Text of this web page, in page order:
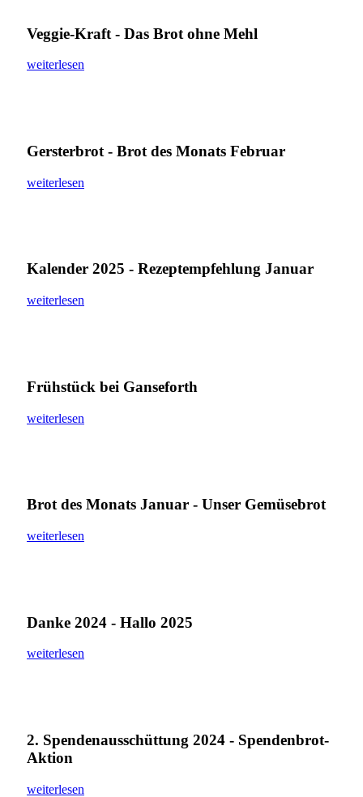
Veggie-Kraft - Das Brot ohne Mehl
weiterlesen
Gersterbrot - Brot des Monats Februar
weiterlesen
Kalender 2025 - Rezeptempfehlung Januar
weiterlesen
Frühstück bei Ganseforth
weiterlesen
Brot des Monats Januar - Unser Gemüsebrot
weiterlesen
Danke 2024 - Hallo 2025
weiterlesen
2. Spendenausschüttung 2024 - Spendenbrot-
Aktion
weiterlesen